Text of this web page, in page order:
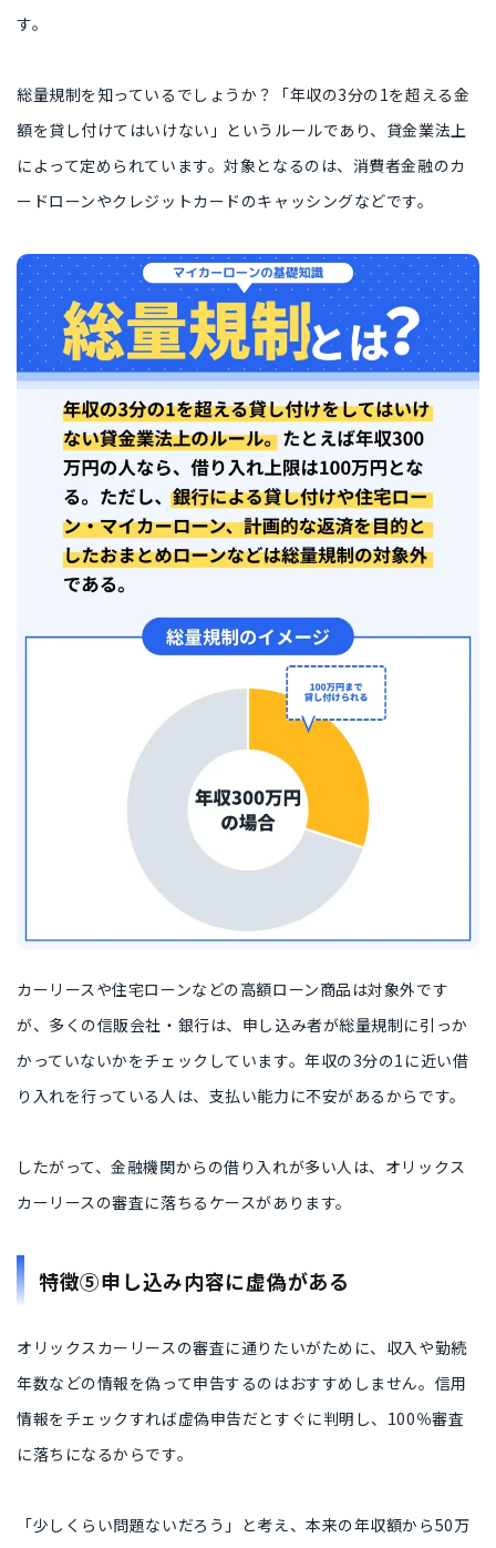
す。
総量規制を知っているでしょうか？「年収の3分の1を超える金
額を貸し付けてはいけない」というルールであり、貸金業法上
によって定められています。対象となるのは、消費者金融のカ
ードローンやクレジットカードのキャッシングなどです。
カーリースや住宅ローンなどの高額ローン商品は対象外です
が、多くの信販会社・銀行は、申し込み者が総量規制に引っか
かっていないかをチェックしています。年収の3分の1に近い借
り入れを行っている人は、支払い能力に不安があるからです。
したがって、金融機関からの借り入れが多い人は、オリックス
カーリースの審査に落ちるケースがあります。
特徴⑤申し込み内容に虚偽がある
オリックスカーリースの審査に通りたいがために、収入や勤続
年数などの情報を偽って申告するのはおすすめしません。信用
情報をチェックすれば虚偽申告だとすぐに判明し、100％審査
に落ちになるからです。
「少しくらい問題ないだろう」と考え、本来の年収額から50万